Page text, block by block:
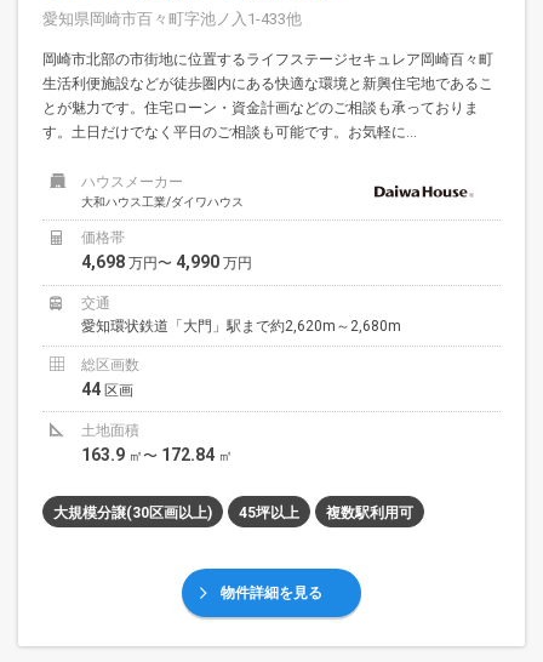
愛知県岡崎市百々町字池ノ入1-433他
岡崎市北部の市街地に位置するライフステージセキュレア岡崎百々町
生活利便施設などが徒歩圏内にある快適な環境と新興住宅地であるこ
とが魅力です。住宅ローン・資金計画などのご相談も承っておりま
す。土日だけでなく平日のご相談も可能です。お気軽に...
ハウスメーカー
大和ハウス工業/ダイワハウス
価格帯
4,698 万円〜 4,990 万円
交通
愛知環状鉄道「大門」駅まで約2,620m～2,680m
総区画数
44 区画
土地面積
163.9 ㎡〜 172.84 ㎡
大規模分譲(30区画以上) 45坪以上 複数駅利用可
物件詳細を見る